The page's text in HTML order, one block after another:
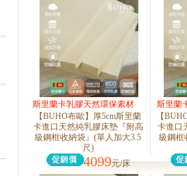
斯里蘭卡乳膠天然環保素材
【BUHO布歐】厚5cm斯里蘭
卡進口天然純乳膠床墊『附高
級鋼框收納袋』(單人加大3.5
尺)
4099元/床
斯里蘭
【
卡進口
級鋼框